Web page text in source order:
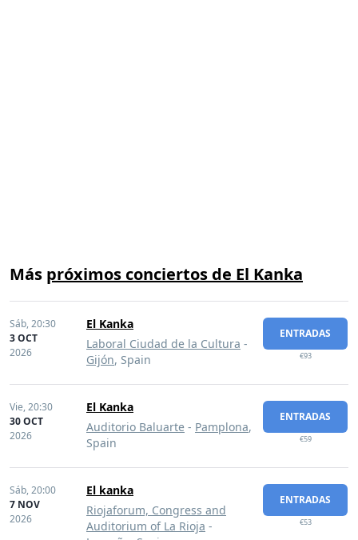
Más próximos conciertos de El Kanka
Sáb,20:30
3 OCT
2026
El Kanka
Laboral Ciudad de la Cultura -
Gijón, Spain
ENTRADAS
€93
Vie,20:30
30 OCT
2026
El Kanka
Auditorio Baluarte - Pamplona,
Spain
ENTRADAS
€59
Sáb,20:00
7 NOV
2026
El kanka
Riojaforum, Congress and
Auditorium of La Rioja -
ENTRADAS
€53